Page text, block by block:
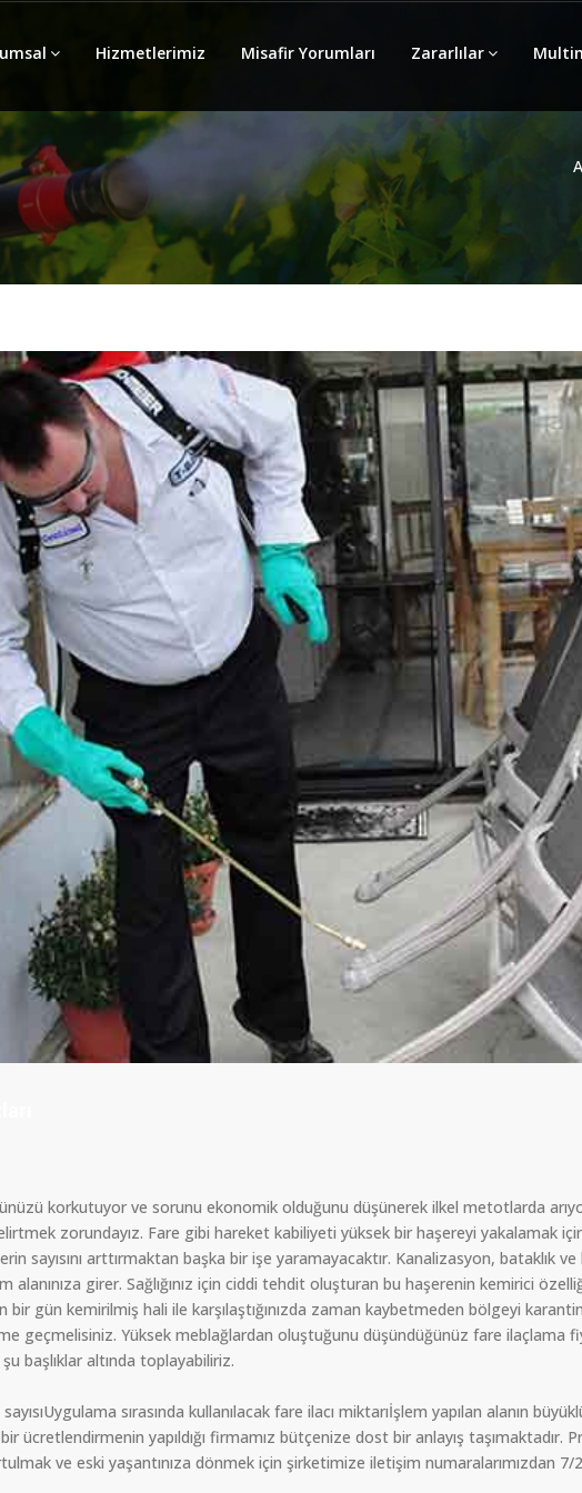
Hizmetlerimiz Misafir Yorumları Zararlılar
korkutuyor ve sorunu ekonomik olduğunu düşünerek ilkel metotlarda
zorundayız. Fare gibi hareket kabiliyeti yüksek bir haşereyi yakalamak
sayısını arttırmaktan başka bir işe yaramayacaktır. Kanalizasyon, bataklık ve
alanınıza girer. Sağlığınız için ciddi tehdit oluşturan bu haşerenin kemirici
bir gün kemirilmiş hali ile karşılaştığınızda zaman kaybetmeden bölgeyi
geçmelisiniz. Yüksek meblağlardan oluştuğunu düşündüğünüz fare ilaçlama
başlıklar altında toplayabiliriz.
sırasında kullanılacak fare ilacı miktarıİşlem yapılan alanın
ücretlendirmenin yapıldığı firmamız bütçenize dost bir anlayış taşımaktadır.
ve eski yaşantınıza dönmek için şirketimize iletişim numaralarımızdan 7/